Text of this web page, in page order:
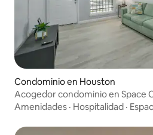
Condominio en Houston
Acogedor condominio en Space
Amenidades · Hospitalidad ·